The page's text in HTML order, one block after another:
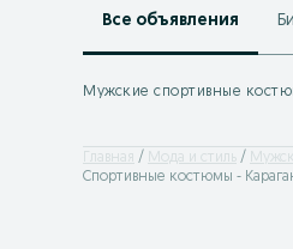
Все объявления
Мужские спортивные
Главная Мода и стиль
Спортивные костюмы -